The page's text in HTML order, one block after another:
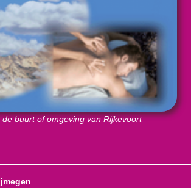
buurt of omgeving van Rijkevoort